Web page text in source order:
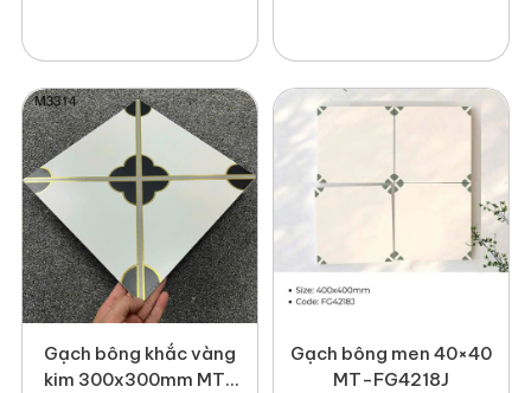
Gạch bông khắc vàng
kim 300x300mm MT-
Gạch bông men 40×40
MT-FG4218J